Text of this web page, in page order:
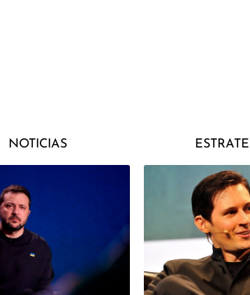
NOTICIAS